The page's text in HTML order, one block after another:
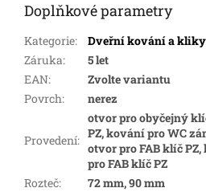
Doplňkové parametry
Kategorie:
Dveřní kování a kliky
Záruka:
5 let
EAN:
Zvolte variantu
Povrch: nerez
Provedení:
otvor pro obyčejný
PZ, kování pro WC
otvor pro FAB klíč
pro FAB klíč PZ
Rozteč: 72 mm, 90 mm